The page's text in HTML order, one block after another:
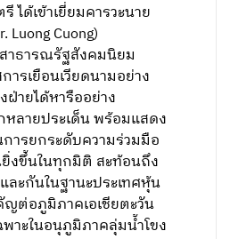
ได้เข้าเยี่ยมคารวะนาย
Luong Cuong)
าธารณรัฐสังคมนิยม
ารเยือนเวียดนามอย่าง
ฝ่ายได้หารืออย่าง
หลายประเด็น พร้อมแสดง
ารยกระดับความร่วมมือ
งขึ้นในทุกมิติ สะท้อนถึง
ละกันในฐานะประเทศหุ้น
ต่อภูมิภาคเอเชียตะวัน
พาะในอนุภูมิภาคลุ่มน้ำโขง